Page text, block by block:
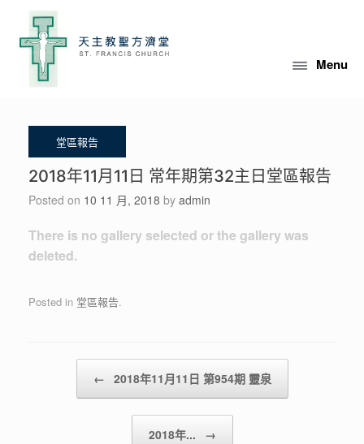
content
Menu
2018年11月11日 常年期第32主日堂區報告
Posted on 10 11 月, 2018 by admin
There is no gallery selected or the gallery was
deleted.
Posted in 堂區報告.
Post navigation
← 2018年11月11日 第954期 靈泉
2018年... →